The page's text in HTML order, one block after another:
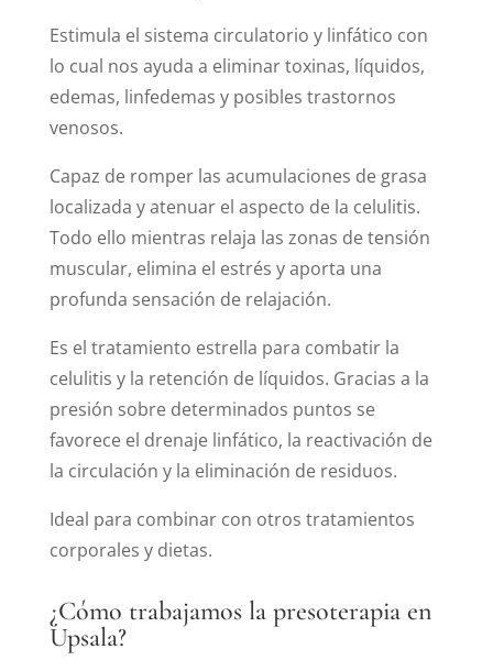
Estimula el sistema circulatorio y linfático con
lo cual nos ayuda a eliminar toxinas, líquidos,
edemas, linfedemas y posibles trastornos
venosos.
Capaz de romper las acumulaciones de grasa
localizada y atenuar el aspecto de la celulitis.
Todo ello mientras relaja las zonas de tensión
muscular, elimina el estrés y aporta una
profunda sensación de relajación.
Es el tratamiento estrella para combatir la
celulitis y la retención de líquidos. Gracias a la
presión sobre determinados puntos se
favorece el drenaje linfático, la reactivación de
la circulación y la eliminación de residuos.
Ideal para combinar con otros tratamientos
corporales y dietas.
¿Cómo trabajamos la presoterapia en
Upsala?